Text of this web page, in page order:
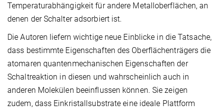
Temperaturabhängigkeit für andere Metalloberflächen, an
denen der Schalter adsorbiert ist.
Die Autoren liefern wichtige neue Einblicke in die Tatsache,
dass bestimmte Eigenschaften des Oberflächenträgers die
atomaren quantenmechanischen Eigenschaften der
Schaltreaktion in diesen und wahrscheinlich auch in
anderen Molekülen beeinflussen können. Sie zeigen
zudem, dass Einkristallsubstrate eine ideale Plattform